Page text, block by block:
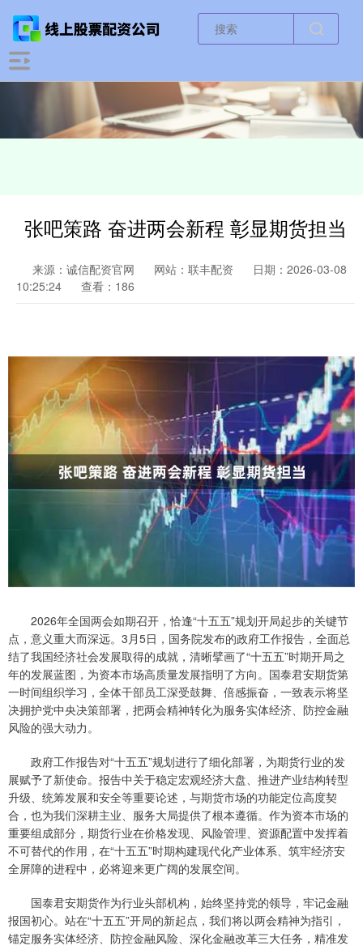
张吧策路 奋进两会新程 彰显期货担当
来源：诚信配资官网 网站：联丰配资
日期：2026-03-08
10:25:24
查看：186
2026年全国两会如期召开，恰逢“十五五”规划开局起步的关键节
点，意义重大而深远。3月5日，国务院发布的政府工作报告，全面总
结了我国经济社会发展取得的成就，清晰擘画了“十五五”时期开局之
年的发展蓝图，为资本市场高质量发展指明了方向。国泰君安期货第
一时间组织学习，全体干部员工深受鼓舞、倍感振奋，一致表示将坚
决拥护党中央决策部署，把两会精神转化为服务实体经济、防控金融
风险的强大动力。
政府工作报告对“十五五”规划进行了细化部署，为期货行业的发
展赋予了新使命。报告中关于稳定宏观经济大盘、推进产业结构转型
升级、统筹发展和安全等重要论述，与期货市场的功能定位高度契
合，也为我们深耕主业、服务大局提供了根本遵循。作为资本市场的
重要组成部分，期货行业在价格发现、风险管理、资源配置中发挥着
不可替代的作用，在“十五五”时期构建现代化产业体系、筑牢经济安
全屏障的进程中，必将迎来更广阔的发展空间。
国泰君安期货作为行业头部机构，始终坚持党的领导，牢记金融
报国初心。站在“十五五”开局的新起点，我们将以两会精神为指引，
锚定服务实体经济、防控金融风险、深化金融改革三大任务，精准发